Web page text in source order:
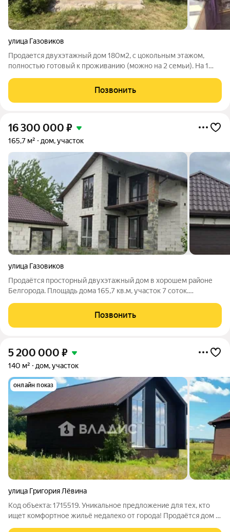
улица Газовиков
Продается двухэтажный дом 180м2, с цокольным этажом,
полностью готовый к проживанию (можно на 2 семьи). На 1
камином и выходом на просторную террасу, санузел,
прихожая и холодный коридор. На
Позвонить
16 300 000 ₽
165,7 м² дом, участок
улица Газовиков
Продаётся просторный двухэтажный дом в хорошем районе
Белгорода. Площадь дома 165,7 кв.м, участок 7 соток.
металлочерепицы, окна ПВХ. Есть
Позвонить
5 200 000 ₽
140 м² дом, участок
онлайн показ
улица Григория Лёвина
Код объекта: 1715519. Уникальное предложение для тех, кто
ищет комфортное жильё недалеко от города! Продаётся дом в